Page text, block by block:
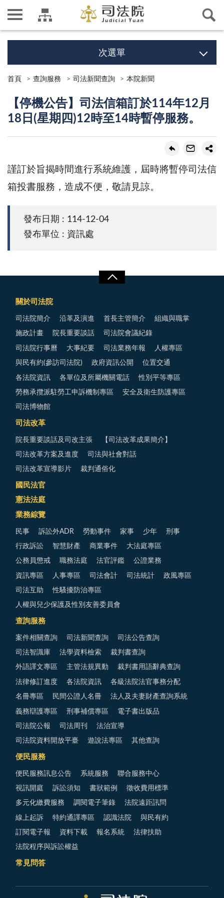
次選單
首頁 查詢服務 司法新聞查詢 本院新聞
【停機公告】司法信箱訂於114年12月
18日(星期四)12時至14時暫停服務。
謹訂於旨揭時間進行系統維護，屆時將暫停司法信
箱投書服務，造成不便，敬請見諒。
發布日期 : 114-12-04
發布單位 : 資訊處
關於司法院
司法院簡介 沿革及演進 首長主管簡介 組織與職掌
施政計畫 院長重要談話 司法院會議紀錄
司法院行事曆 大事紀要 司法業務年報 人權專區
與民有約(參訪司法院) 政府資訊公開 位置交通
各法院資訊 各單位及所屬機關電話 性別平等專區
勞務承攬派駐勞工申訴機制專區 安全及衛生防護專區
司法博物館
司法改革
院長重要談話及司改主張 【司法改革成果簡介】
司法改革方案及進度 司法與社會對話
司法改革宣導影片 裁判通俗化
國民法官
憲法法庭
業務綜覽
民事 訴訟外ADR 勞動事件 家事 少年 刑事
行政訴訟 智慧財產 商業事件 大法庭專區
公務員懲戒 職務法庭 法官評鑑 公證業務
資訊專區 人事專區 司法會計 司法統計 政風專區
司法互助 性騷擾防治專區
人權與兒少保護及性別友善委員會
查詢服務
案件相關查詢 司法新聞查詢 司法公告查詢
司法智識庫 法學資料檢索 裁判書查詢
外語譯文專區 主管法規異動 裁判書用語辭典查詢
法律修訂進度 各法院資訊 各級法院法官事務分配
名冊專區 民間公證人名冊 法人及夫妻財產查詢系統
義務辯護專區 刑事補償專區 電子書出版品
司法院公報 司法周刊 法治宣導
司法院資料開放平臺 遊說法專區 其他查詢
便民服務
便民服務訊息公告 系統服務 聯合服務中心
視訊開庭 訴訟須知 書狀範例 徵收費用標準
多元化繳費服務 調閱電子筆錄 法院遠距訊問
線上起訴 特約通譯專區 認識法院 與民有約
訂閱電子報 資料下載 報名系統 法律扶助
法院程序與訴訟權益
常見問答